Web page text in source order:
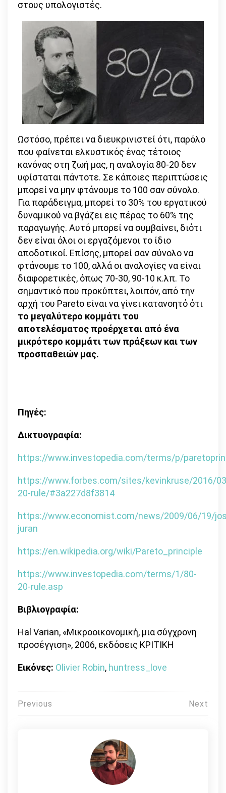
στους υπολογιστές.
Ωστόσο, πρέπει να διευκρινιστεί ότι, παρόλο
που φαίνεται ελκυστικός ένας τέτοιος
κανόνας στη ζωή μας, η αναλογία 80-20 δεν
υφίσταται πάντοτε. Σε κάποιες περιπτώσεις
μπορεί να μην φτάνουμε το 100 σαν σύνολο.
Για παράδειγμα, μπορεί το 30% του εργατικού
δυναμικού να βγάζει εις πέρας το 60% της
παραγωγής. Αυτό μπορεί να συμβαίνει, διότι
δεν είναι όλοι οι εργαζόμενοι το ίδιο
αποδοτικοί. Επίσης, μπορεί σαν σύνολο να
φτάνουμε το 100, αλλά οι αναλογίες να είναι
διαφορετικές, όπως 70-30, 90-10 κ.λπ. Το
σημαντικό που προκύπτει, λοιπόν, από την
αρχή του Pareto είναι να γίνει κατανοητό ότι
το μεγαλύτερο κομμάτι του
αποτελέσματος προέρχεται από ένα
μικρότερο κομμάτι των πράξεων και των
προσπαθειών μας.
Πηγές:
Δικτυογραφία:
https://www.investopedia.com/terms/p/
https://www.forbes.com/sites/kevinkruse/2016/
20-rule/#3a227d8f3814
https://www.economist.com/news/2009/06/19/
juran
https://en.wikipedia.org/wiki/Pareto_principle
https://www.investopedia.com/terms/1/80-
20-rule.asp
Βιβλιογραφία:
Hal Varian, «Μικροοικονομική, μια σύγχρονη
προσέγγιση», 2006, εκδόσεις ΚΡΙΤΙΚΗ
Εικόνες: Olivier Robin, huntress_love
Πλοήγηση
Previous Next